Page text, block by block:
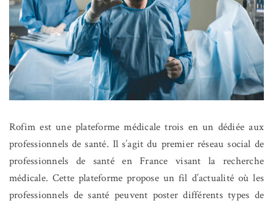
Rofim est une plateforme médicale trois en un dédiée aux
professionnels de santé. Il s’agit du premier réseau social de
professionnels de santé en France visant la recherche
médicale. Cette plateformepropose un fil d’actualité où les
professionnels de santé peuvent poster différents types de